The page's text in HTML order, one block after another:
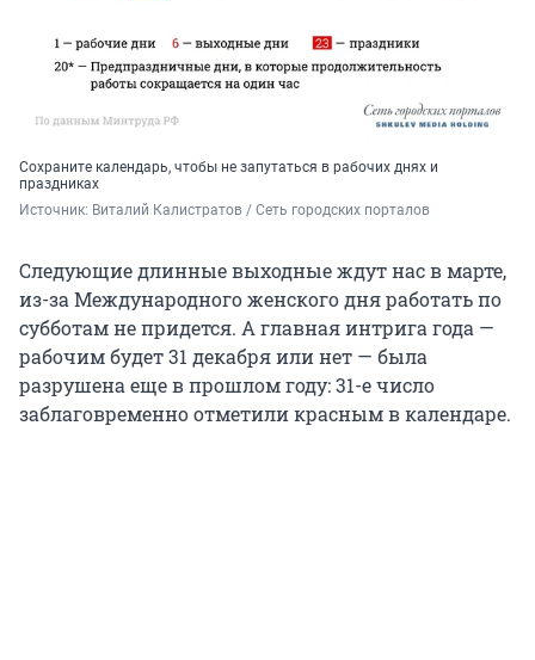
Сохраните календарь, чтобы не запутаться в рабочих днях и
праздниках
Источник: Виталий Калистратов / Сеть городских порталов
Следующие длинные выходные ждут нас в марте,
из-за Международного женского дня работать по
субботам не придется. А главная интрига года —
рабочим будет 31 декабря или нет — была
разрушена еще в прошлом году: 31-е число
заблаговременно отметили красным в календаре.